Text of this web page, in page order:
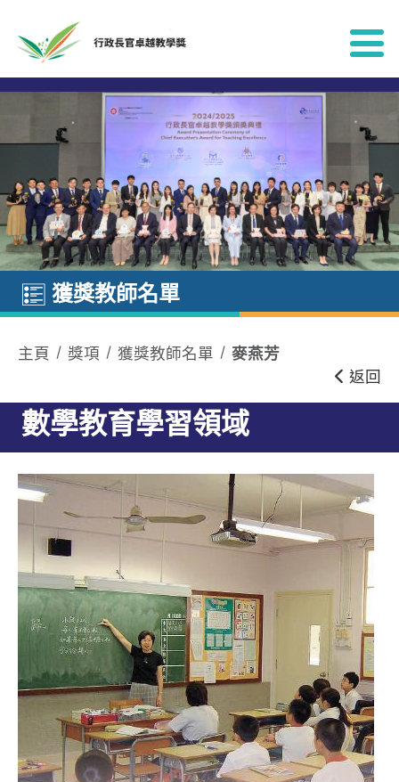
獲獎教師名單
主頁 獎項 獲獎教師名單
麥燕芳
返回
數學教育學習領域